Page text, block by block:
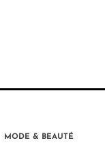
MODE & BEAUTÉ